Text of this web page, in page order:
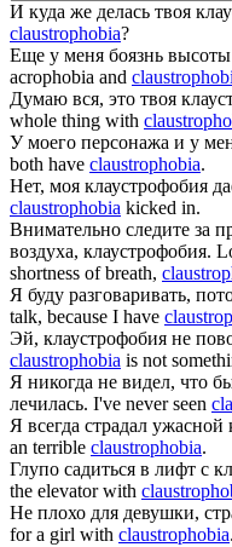
И куда же делась твоя
claustrophobia?
Еще у меня боязнь
acrophobia and
Думаю вся, это твоя
whole thing with
У моего персонажа и у
both have claustrophobia.
Нет, моя клаустрофобия
claustrophobia kicked in.
Внимательно следите за
воздуха, клаустрофобия.
shortness of breath,
Я буду разговаривать,
talk, because I have
Эй, клаустрофобия не
claustrophobia is not
Я никогда не видел, что
лечилась. I've never seen
Я всегда страдал ужасной
an terrible claustrophobia.
Глупо садиться в лифт с
the elevator with
Не плохо для девушки,
for a girl with claustrophobia.